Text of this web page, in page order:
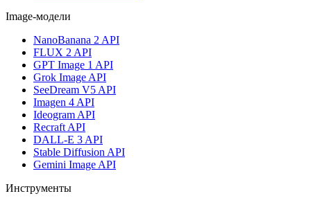
Image-модели
NanoBanana 2 API
FLUX 2 API
GPT Image 1 API
Grok Image API
SeeDream V5 API
Imagen 4 API
Ideogram API
Recraft API
DALL-E 3 API
Stable Diffusion API
Gemini Image API
Инструменты